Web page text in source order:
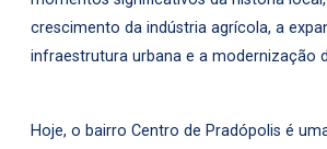
crescimento da indústria agrícola, a
infraestrutura urbana e a modernização
Hoje, o bairro Centro de Pradópolis é